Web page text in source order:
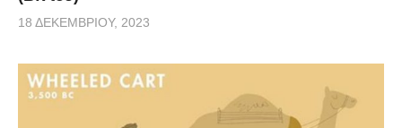
18 ΔΕΚΕΜΒΡΊΟΥ, 2023